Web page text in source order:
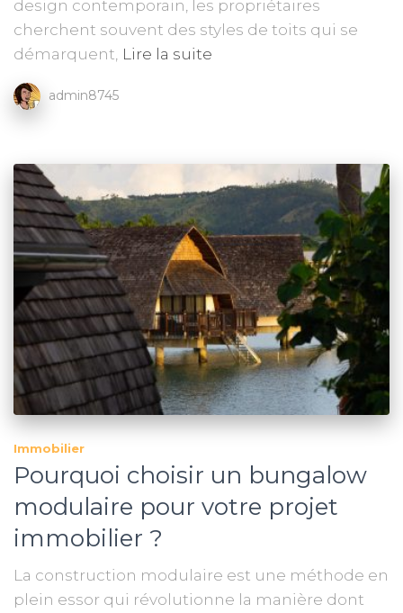
design contemporain, les propriétaires
cherchent souvent des styles de toits qui se
démarquent, Lire la suite
admin8745
Immobilier
Pourquoi choisir un bungalow
modulaire pour votre projet
immobilier ?
La construction modulaire est une méthode en
plein essor qui révolutionne la manière dont